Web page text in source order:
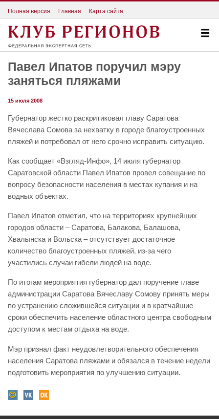
Полная версия Главная Карта сайта
Павел Ипатов поручил мэру
заняться пляжами
15 июля 2008
Губернатор жестко раскритиковал главу Саратова
Вячеслава Сомова за нехватку в городе благоустроенных
пляжей и потребовал от него срочно исправить ситуацию.
Как сообщает «Взгляд-Инфо», 14 июля губернатор
Саратовской области Павел Ипатов провел совещание по
вопросу безопасности населения в местах купания и на
водных объектах.
Павел Ипатов отметил, что на территориях крупнейших
городов области – Саратова, Балакова, Балашова,
Хвалынска и Вольска – отсутствует достаточное
количество благоустроенных пляжей, из-за чего
участились случаи гибели людей на воде.
По итогам мероприятия губернатор дал поручение главе
администрации Саратова Вячеславу Сомову принять меры
по устранению сложившейся ситуации и в кратчайшие
сроки обеспечить население областного центра свободным
доступом к местам отдыха на воде.
Мэр признал факт неудовлетворительного обеспечения
населения Саратова пляжами и обязался в течение недели
подготовить мероприятия по улучшению ситуации.